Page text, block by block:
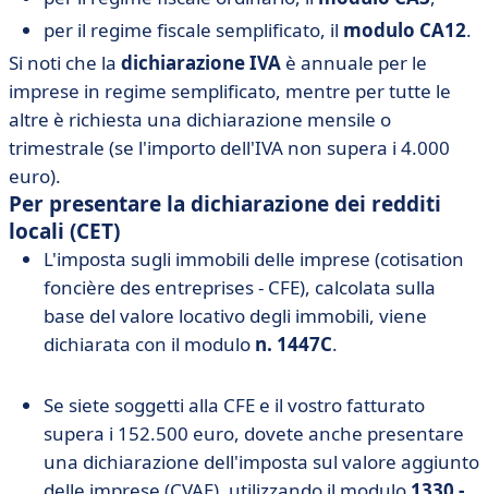
per il regime fiscale semplificato, il modulo CA12.
Si noti che la dichiarazione IVA è annuale per le
imprese in regime semplificato, mentre per tutte le
altre è richiesta una dichiarazione mensile o
trimestrale (se l'importo dell'IVA non supera i 4.000
euro).
Per presentare la dichiarazione dei redditi
locali (CET)
L'imposta sugli immobili delle imprese (cotisation
foncière des entreprises - CFE), calcolata sulla
base del valore locativo degli immobili, viene
dichiarata con il modulo n. 1447C.
Se siete soggetti alla CFE e il vostro fatturato
supera i 152.500 euro, dovete anche presentare
una dichiarazione dell'imposta sul valore aggiunto